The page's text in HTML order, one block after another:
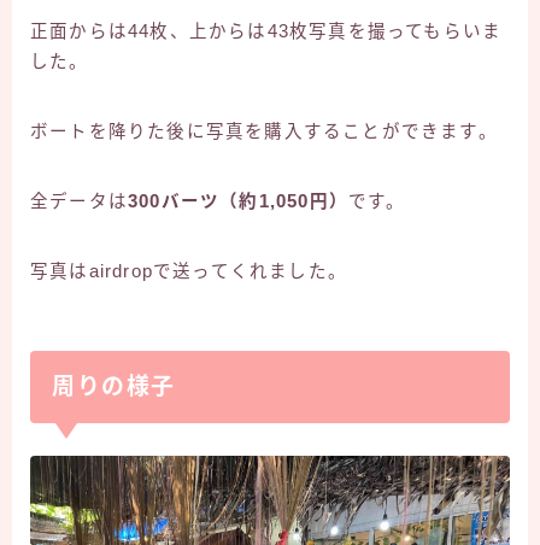
正面からは44枚、上からは43枚写真を撮ってもらいま
した。
ボートを降りた後に写真を購入することができます。
全データは300バーツ（約1,050円） です。
写真はairdropで送ってくれました。
周りの様子